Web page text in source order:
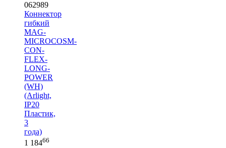
062989
Коннектор
гибкий
MAG-
MICROCOSM-
CON-
FLEX-
LONG-
POWER
(WH)
(Arlight,
IP20
Пластик,
3
года)
1 18466